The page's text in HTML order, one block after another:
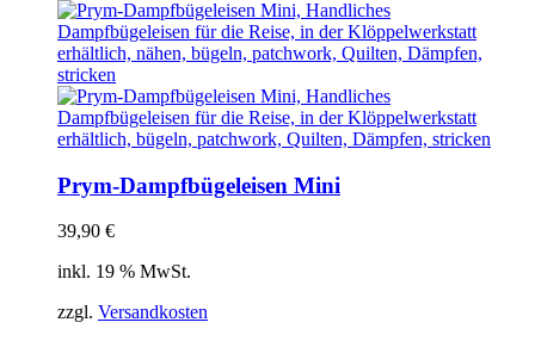
Prym-Dampfbügeleisen Mini
39,90 €
inkl. 19 % MwSt.
zzgl. Versandkosten